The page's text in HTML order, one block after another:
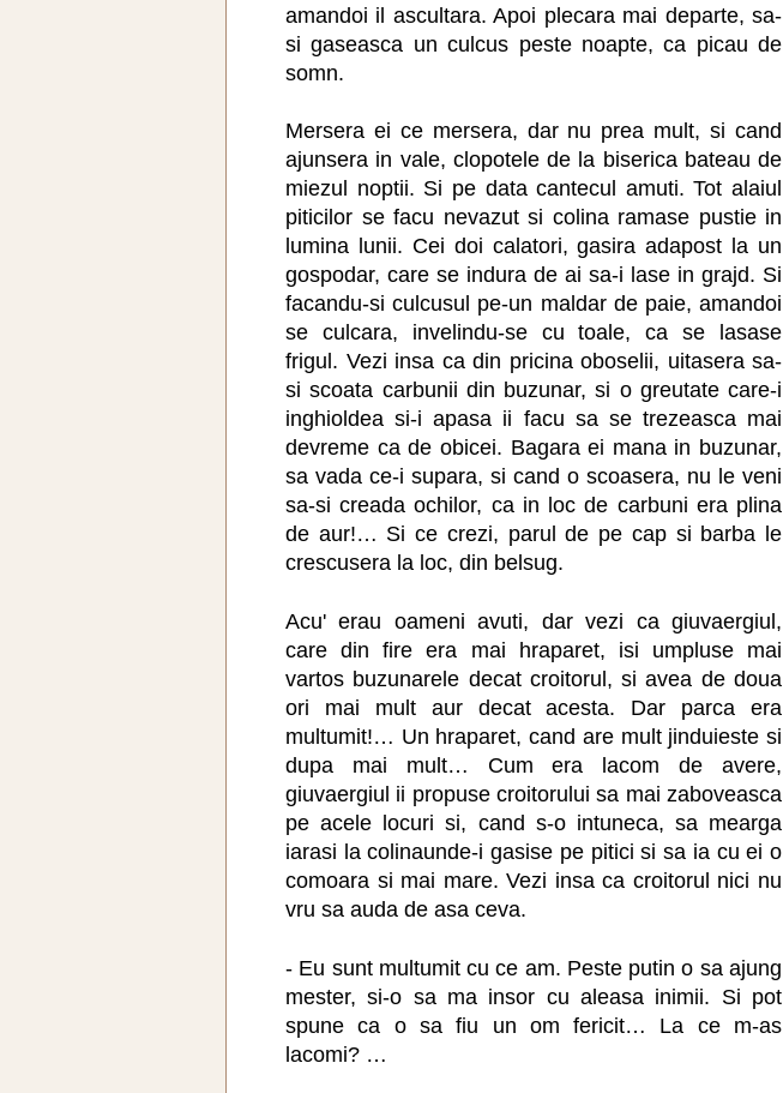
amandoi il ascultara. Apoi plecara mai departe, sa-
si gaseasca un culcus peste noapte, ca picau de
somn.
Mersera ei ce mersera, dar nu prea mult, si cand
ajunsera in vale, clopotele de la biserica bateau de
miezul noptii. Si pe data cantecul amuti. Tot alaiul
piticilor se facu nevazut si colina ramase pustie in
lumina lunii. Cei doi calatori, gasira adapost la un
gospodar, care se indura de ai sa-i lase in grajd. Si
facandu-si culcusul pe-un maldar de paie, amandoi
se culcara, invelindu-se cu toale, ca se lasase
frigul. Vezi insa ca din pricina oboselii, uitasera sa-
si scoata carbunii din buzunar, si o greutate care-i
inghioldea si-i apasa ii facu sa se trezeasca mai
devreme ca de obicei. Bagara ei mana in buzunar,
sa vada ce-i supara, si cand o scoasera, nu le veni
sa-si creada ochilor, ca in loc de carbuni era plina
de aur!… Si ce crezi, parul de pe cap si barba le
crescusera la loc, din belsug.
Acu' erau oameni avuti, dar vezi ca giuvaergiul,
care din fire era mai hraparet, isi umpluse mai
vartos buzunarele decat croitorul, si avea de doua
ori mai mult aur decat acesta. Dar parca era
multumit!… Un hraparet, cand are mult jinduieste si
dupa mai mult… Cum era lacom de avere,
giuvaergiul ii propuse croitorului sa mai zaboveasca
pe acele locuri si, cand s-o intuneca, sa mearga
iarasi la colinaunde-i gasise pe pitici si sa ia cu ei o
comoara si mai mare. Vezi insa ca croitorul nici nu
vru sa auda de asa ceva.
- Eu sunt multumit cu ce am. Peste putin o sa ajung
mester, si-o sa ma insor cu aleasa inimii. Si pot
spune ca o sa fiu un om fericit… La ce m-as
lacomi? …